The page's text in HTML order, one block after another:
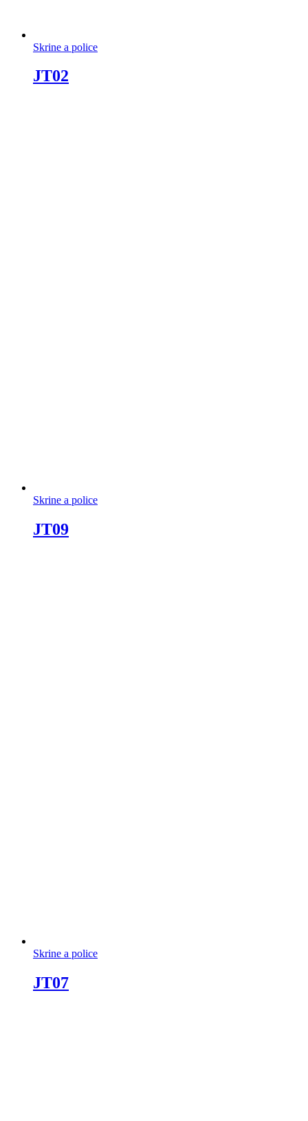
Skrine a police
JT02
Skrine a police
JT09
Skrine a police
JT07